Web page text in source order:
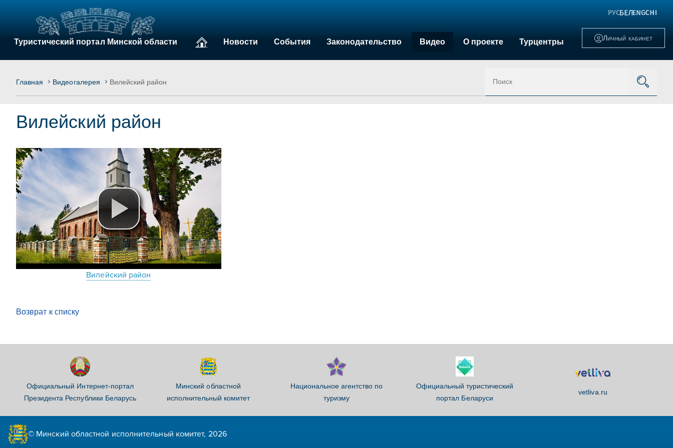
Туристический портал Минской области Новости События Законодательство Видео О проекте Турцентры Личный кабинет
Главная Видеогалерея Вилейский район
Вилейский район
Вилейский район
Возврат к списку
Официальный Интернет-портал
Президента Республики Беларусь
Минский областной
исполнительный комитет
Национальное агентство по
туризму
Официальный туристический
портал Беларуси
vetliva.ru
© Минский областной исполнительный комитет, 2026